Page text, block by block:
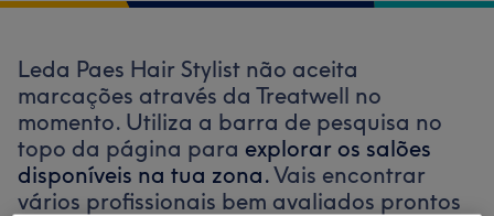
Leda Paes Hair Stylist não aceita
marcações através da Treatwell no
momento. Utiliza a barra de pesquisa no
topo da página para explorar os salões
disponíveis na tua zona.Vais encontrar
vários profissionais bem avaliados prontos